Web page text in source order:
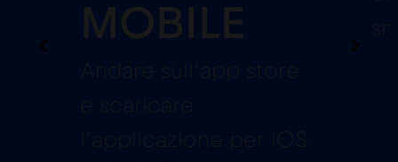
MOBILE
Andare sull’app store
e scaricare
l’applicazione per iOS